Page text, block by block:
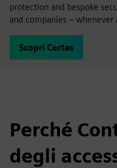
protection and bespoke
and companies –
Scopri Certas
Perché
degli